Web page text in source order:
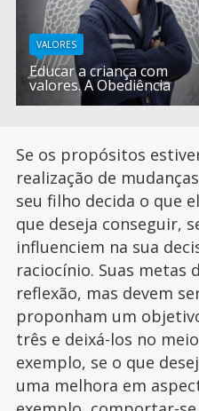
VALORES
Educar a criança com
valores. A Obediência
Se os propósitos
realização de
seu filho decida o que
que deseja conseguir,
influenciem na sua
raciocínio. Suas metas
reflexão, mas devem
proponham um
três e deixá-los no
exemplo, se o que
uma melhora em